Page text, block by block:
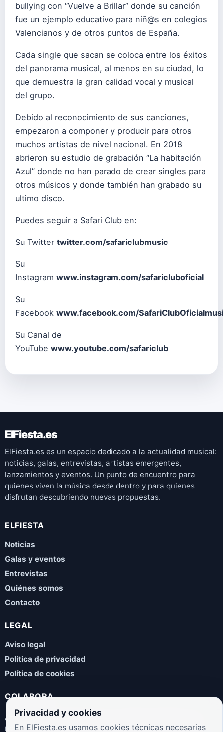
bullying con “Vuelve a Brillar” donde su canción
fue un ejemplo educativo para niñ@s en colegios
Valencianos y de otros puntos de España.
Cada single que sacan se coloca entre los éxitos
del panorama musical, al menos en su ciudad, lo
que demuestra la gran calidad vocal y musical
del grupo.
Debido al reconocimiento de sus canciones,
empezaron a componer y producir para otros
muchos artistas de nivel nacional. En 2018
abrieron su estudio de grabación “La habitación
Azul” donde no han parado de crear singles para
otros músicos y donde también han grabado su
ultimo disco.
Puedes seguir a Safari Club en:
Su Twitter twitter.com/safariclubmusic
Su
Instagram www.instagram.com/safaricluboficial
Su
Facebook www.facebook.com/
Su Canal de
YouTube www.youtube.com/safariclub
ElFiesta.es
ElFiesta.es es un espacio dedicado a la actualidad musical:
noticias, galas, entrevistas, artistas emergentes,
lanzamientos y eventos. Un punto de encuentro para
quienes viven la música desde dentro y para quienes
disfrutan descubriendo nuevas propuestas.
ELFIESTA
Noticias
Galas y eventos
Entrevistas
Quiénes somos
Contacto
LEGAL
Aviso legal
Política de privacidad
Política de cookies
COLABORA
¿Eres artista, manager, sello o promotor? Envíanos tus
novedades, galas, entrevistas o propuestas musicales.
Privacidad y cookies
En ElFiesta.es usamos cookies técnicas necesarias